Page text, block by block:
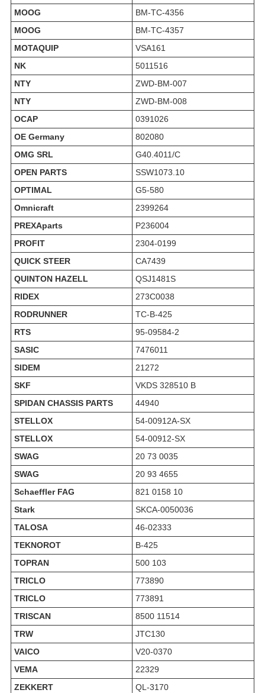
MOOG
BM-TC-4356
MOOG
BM-TC-4357
MOTAQUIP
VSA161
NK
5011516
NTY
ZWD-BM-007
NTY
ZWD-BM-008
OCAP
0391026
OE Germany
802080
OMG SRL
G40.4011/C
OPEN PARTS
SSW1073.10
OPTIMAL
G5-580
Omnicraft
2399264
PREXAparts
P236004
PROFIT
2304-0199
QUICK STEER
CA7439
QUINTON HAZELL
QSJ1481S
RIDEX
273C0038
RODRUNNER
TC-B-425
RTS
95-09584-2
SASIC
7476011
SIDEM
21272
SKF
VKDS 328510 B
SPIDAN CHASSIS PARTS
44940
STELLOX
54-00912A-SX
STELLOX
54-00912-SX
SWAG
20 73 0035
SWAG
20 93 4655
Schaeffler FAG
821 0158 10
Stark
SKCA-0050036
TALOSA
46-02333
TEKNOROT
B-425
TOPRAN
500 103
TRICLO
773890
TRICLO
773891
TRISCAN
8500 11514
TRW
JTC130
VAICO
V20-0370
VEMA
22329
ZEKKERT
QL-3170